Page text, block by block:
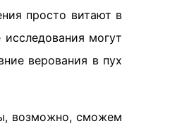
просто витают в
могут
верования в пух
возможно, сможем